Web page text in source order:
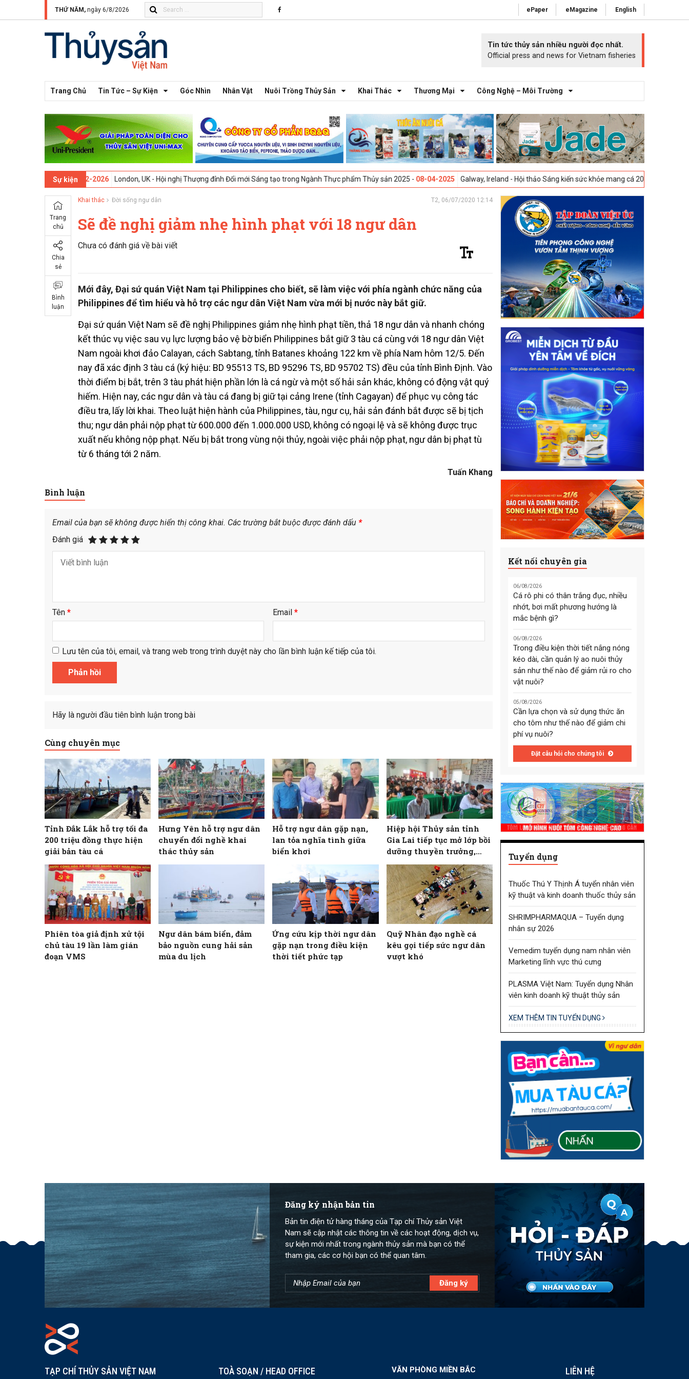
THỨ NĂM, ngày 6/8/2026 ePaper eMagazine English
Tin tức thủy sản nhiều người đọc nhất.
Official press and news for Vietnam fisheries
Trang Chủ Tin Tức – Sự Kiện Góc Nhìn Nhân Vật Nuôi Trồng Thủy Sản Khai Thác Thương Mại Công Nghệ – Môi Trường
Sự kiện
09-02-2026 London, UK - Hội nghị Thượng đỉnh Đổi mới Sáng tạo trong Ngành Thực phẩm Thủy sản 2025 -08-04-2025 Galway, Ireland - Hội thảo Sáng kiến sức khỏe mang cá 2025 -23-04-2025
Trang
chủ
Chia
sẻ
Bình
luận
Khai thác Đời sống ngư dân T2, 06/07/2020 12:14
Sẽ đề nghị giảm nhẹ hình phạt với 18 ngư dân
Chưa có đánh giá về bài viết
Mới đây, Đại sứ quán Việt Nam tại Philippines cho biết, sẽ làm việc với phía ngành chức năng của
Philippines để tìm hiểu và hỗ trợ các ngư dân Việt Nam vừa mới bị nước này bắt giữ.
Đại sứ quán Việt Nam sẽ đề nghị Philippines giảm nhẹ hình phạt tiền, thả 18 ngư dân và nhanh chóng
kết thúc vụ việc sau vụ lực lượng bảo vệ bờ biển Philippines bắt giữ 3 tàu cá cùng với 18 ngư dân Việt
Nam ngoài khơi đảo Calayan, cách Sabtang, tỉnh Batanes khoảng 122 km về phía Nam hôm 12/5. Đến
nay đã xác định 3 tàu cá (ký hiệu: BD 95513 TS, BD 95296 TS, BD 95702 TS) đều của tỉnh Bình Định. Vào
thời điểm bị bắt, trên 3 tàu phát hiện phần lớn là cá ngừ và một số hải sản khác, không có động vật quý
hiếm. Hiện nay, các ngư dân và tàu cá đang bị giữ tại cảng Irene (tỉnh Cagayan) để phục vụ công tác
điều tra, lấy lời khai. Theo luật hiện hành của Philippines, tàu, ngư cụ, hải sản đánh bắt được sẽ bị tịch
thu; ngư dân phải nộp phạt từ 600.000 đến 1.000.000 USD, không có ngoại lệ và sẽ không được trục
xuất nếu không nộp phạt. Nếu bị bắt trong vùng nội thủy, ngoài việc phải nộp phạt, ngư dân bị phạt tù
từ 6 tháng tới 2 năm.
Tuấn Khang
Bình luận
Email của bạn sẽ không được hiển thị công khai. Các trường bắt buộc được đánh dấu *
Đánh giá
Tên * Email*
Lưu tên của tôi, email, và trang web trong trình duyệt này cho lần bình luận kế tiếp của tôi.
Hãy là người đầu tiên bình luận trong bài
Cùng chuyên mục
Tỉnh Đắk Lắk hỗ trợ tối đa
200 triệu đồng thực hiện
giải bản tàu cá
Hưng Yên hỗ trợ ngư dân
chuyển đổi nghề khai
thác thủy sản
Hỗ trợ ngư dân gặp nạn,
lan tỏa nghĩa tình giữa
biển khơi
Hiệp hội Thủy sản tỉnh
Gia Lai tiếp tục mở lớp bồi
dưỡng thuyền trưởng,
máy trưởng tàu cá hạng II
cho ngư dân
Phiên tòa giả định xử tội
chủ tàu 19 lần làm gián
đoạn VMS
Ngư dân bám biển, đảm
bảo nguồn cung hải sản
mùa du lịch
Ứng cứu kịp thời ngư dân
gặp nạn trong điều kiện
thời tiết phức tạp
Quỹ Nhân đạo nghề cá
kêu gọi tiếp sức ngư dân
vượt khó
Kết nối chuyên gia
06/08/2026
Cá rô phi có thân trắng đục, nhiều
nhớt, bơi mất phương hướng là
mắc bệnh gì?
06/08/2026
Trong điều kiện thời tiết nắng nóng
kéo dài, cần quản lý ao nuôi thủy
sản như thế nào để giảm rủi ro cho
vật nuôi?
05/08/2026
Cần lựa chọn và sử dụng thức ăn
cho tôm như thế nào để giảm chi
phí vụ nuôi?
Đặt câu hỏi cho chúng tôi
Tuyển dụng
Thuốc Thú Y Thịnh Á tuyển nhân viên
kỹ thuật và kinh doanh thuốc thủy sản
SHRIMPHARMAQUA – Tuyển dụng
nhân sự 2026
Vemedim tuyển dụng nam nhân viên
Marketing lĩnh vực thú cưng
PLASMA Việt Nam: Tuyển dụng Nhân
viên kinh doanh kỹ thuật thủy sản
XEM THÊM TIN TUYỂN DỤNG
Đăng ký nhận bản tin
Bản tin điện tử hàng tháng của Tạp chí Thủy sản Việt
Nam sẽ cập nhật các thông tin về các hoạt động, dịch vụ,
sự kiện mới nhất trong ngành thủy sản mà bạn có thể
tham gia, các cơ hội bạn có thể quan tâm.
TẠP CHÍ THỦY SẢN VIỆT NAM TOÀ SOẠN / HEAD OFFICE VĂN PHÒNG MIỀN BẮC LIÊN HỆ